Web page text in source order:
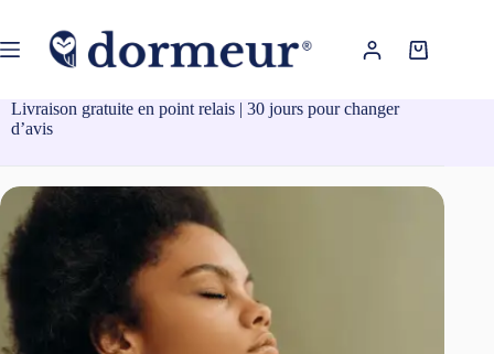
contenu
Panier
Livraison gratuite en point relais | 30 jours pour changer
d’avis